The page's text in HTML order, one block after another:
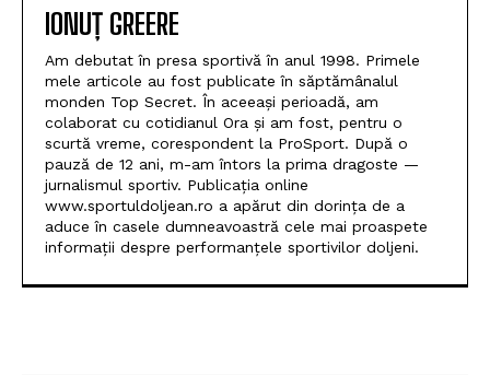
IONUȚ GREERE
Am debutat în presa sportivă în anul 1998. Primele
mele articole au fost publicate în săptămânalul
monden Top Secret. În aceeași perioadă, am
colaborat cu cotidianul Ora și am fost, pentru o
scurtă vreme, corespondent la ProSport. După o
pauză de 12 ani, m-am întors la prima dragoste —
jurnalismul sportiv. Publicația online
www.sportuldoljean.ro a apărut din dorința de a
aduce în casele dumneavoastră cele mai proaspete
informații despre performanțele sportivilor doljeni.